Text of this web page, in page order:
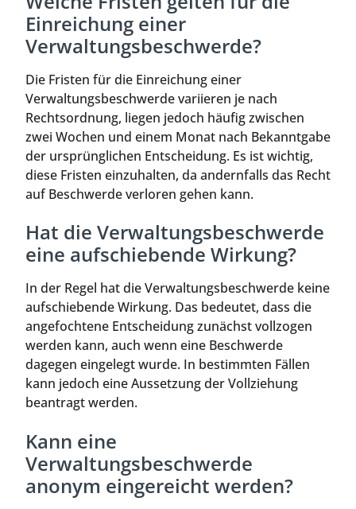
Einreichung einer
Verwaltungsbeschwerde?
Die Fristen für die Einreichung einer
Verwaltungsbeschwerde variieren je nach
Rechtsordnung, liegen jedoch häufig zwischen
zwei Wochen und einem Monat nach Bekanntgabe
der ursprünglichen Entscheidung. Es ist wichtig,
diese Fristen einzuhalten, da andernfalls das Recht
auf Beschwerde verloren gehen kann.
Hat die Verwaltungsbeschwerde
eine aufschiebende Wirkung?
In der Regel hat die Verwaltungsbeschwerde keine
aufschiebende Wirkung. Das bedeutet, dass die
angefochtene Entscheidung zunächst vollzogen
werden kann, auch wenn eine Beschwerde
dagegen eingelegt wurde. In bestimmten Fällen
kann jedoch eine Aussetzung der Vollziehung
beantragt werden.
Kann eine
Verwaltungsbeschwerde
anonym eingereicht werden?